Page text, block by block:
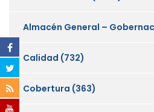
Almacén General –
Calidad (732)
Cobertura (363)